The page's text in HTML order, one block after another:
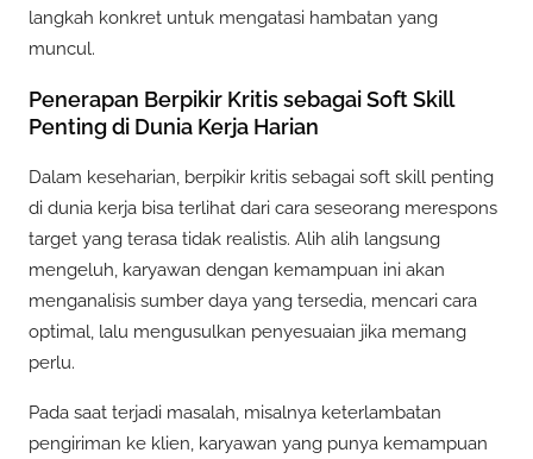
langkah konkret untuk mengatasi hambatan yang
muncul.
Penerapan Berpikir Kritis sebagai Soft Skill
Penting di Dunia Kerja Harian
Dalam keseharian, berpikir kritis sebagai soft skill penting
di dunia kerja bisa terlihat dari cara seseorang merespons
target yang terasa tidak realistis. Alih alih langsung
mengeluh, karyawan dengan kemampuan ini akan
menganalisis sumber daya yang tersedia, mencari cara
optimal, lalu mengusulkan penyesuaian jika memang
perlu.
Pada saat terjadi masalah, misalnya keterlambatan
pengiriman ke klien, karyawan yang punya kemampuan